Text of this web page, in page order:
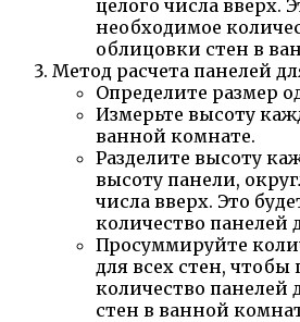
целого числа вверх.
необходимое
облицовки стен в
Метод расчета панелей
Определите размер
Измерьте высоту
ванной комнате.
Разделите высоту
высоту панели,
числа вверх. Это
количество панелей
Просуммируйте
для всех стен,
количество панелей
стен в ванной